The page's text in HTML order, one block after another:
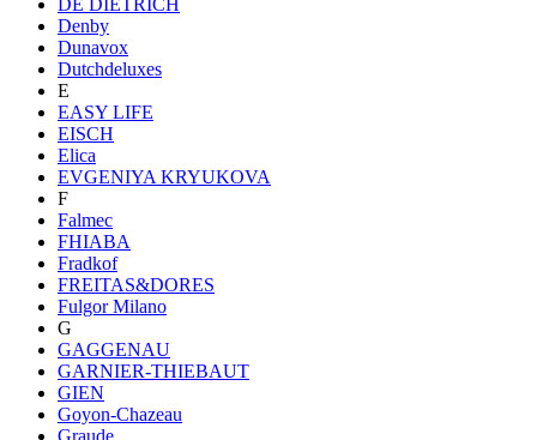
Denby
Dunavox
Dutchdeluxes
E
EASY LIFE
EISCH
Elica
EVGENIYA KRYUKOVA
F
Falmec
FHIABA
Fradkof
FREITAS&DORES
Fulgor Milano
G
GAGGENAU
GARNIER-THIEBAUT
GIEN
Goyon-Chazeau
Graude